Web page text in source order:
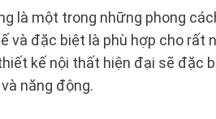
là một trong những phong
và đặc biệt là phù hợp cho rất
kế nội thất hiện đại sẽ đặc
năng động.